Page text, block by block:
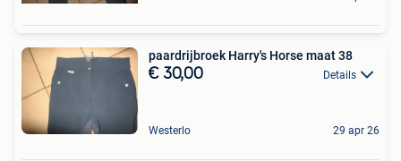
paardrijbroek Harry's Horse maat 38
€ 30,00 Details
Westerlo 29 apr 26